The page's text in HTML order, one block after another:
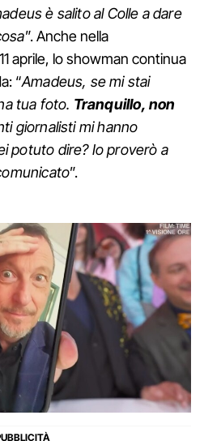
è salito al Colle a dare
”. Anche nella
aprile, lo showman continua
“Amadeus, se mi stai
tua foto. Tranquillo, non
giornalisti mi hanno
potuto dire? Io proverò a
”.